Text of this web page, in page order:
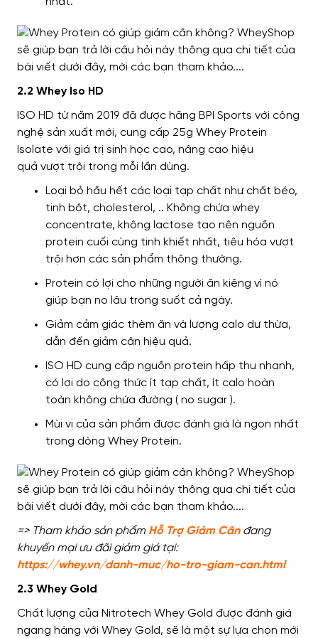
2.2 Whey Iso HD
ISO HD từ năm 2019 đã được hãng BPI Sports với công
nghệ sản xuất mới, cung cấp 25g Whey Protein
Isolate với giá trị sinh học cao, nâng cao hiệu
quả vượt trội trong mỗi lần dùng.
Loại bỏ hầu hết các loại tạp chất như chất béo,
tinh bột, cholesterol, .. Không chứa whey
concentrate, không lactose tạo nên nguồn
protein cuối cùng tinh khiết nhất, tiêu hóa vượt
trội hơn các sản phẩm thông thường.
Protein có lợi cho những người ăn kiêng vì nó
giúp bạn no lâu trong suốt cả ngày.
Giảm cảm giác thèm ăn và lượng calo dư thừa,
dẫn đến giảm cân hiệu quả.
ISO HD cung cấp nguồn protein hấp thu nhanh,
có lợi do công thức ít tạp chất, ít calo hoàn
toàn không chứa đường ( no sugar ).
Mùi vị của sản phẩm được đánh giá là ngon nhất
trong dòng Whey Protein.
=> Tham khảo sản phẩm Hỗ Trợ Giảm Cân đang
khuyến mại ưu đãi giảm giá tại:
https://whey.vn/danh-muc/ho-tro-giam-can.html
2.3 Whey Gold
Chất lượng của Nitrotech Whey Gold được đánh giá
ngang hàng với Whey Gold, sẽ là một sự lựa chọn mới